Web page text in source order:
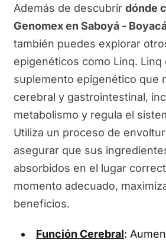
Además de descubrir dónde
Genomex en Saboyá -
también puedes explorar
epigenéticos como Linq. Linq
suplemento epigenético que
cerebral y gastrointestinal,
metabolismo y regula el
Utiliza un proceso de
asegurar que sus
absorbidos en el lugar
momento adecuado,
beneficios.
Función Cerebral: